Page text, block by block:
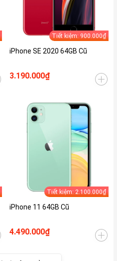
Tiết kiệm: 900.000₫
iPhone SE 2020 64GB Cũ
3.190.000₫
Tiết kiệm: 2.100.000₫
iPhone 11 64GB Cũ
4.490.000₫